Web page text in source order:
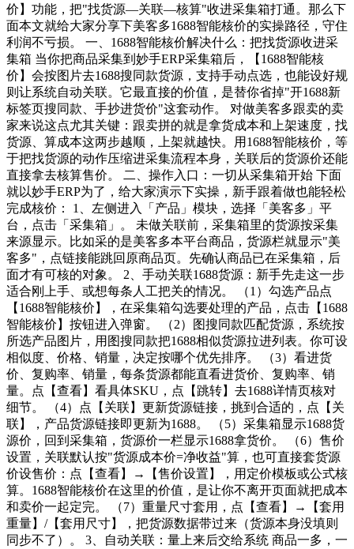
价】功能，把"找货源—关联—核算"收进采集箱打通。那么下
面本文就给大家分享下美客多1688智能核价的实操路径，守住
利润不亏损。 一、1688智能核价解决什么：把找货源收进采
集箱 当你把商品采集到妙手ERP采集箱后，【1688智能核
价】会按图片去1688搜同款货源，支持手动点选，也能设好规
则让系统自动关联。它最直接的价值，是替你省掉"开1688新
标签页搜同款、手抄进货价"这套动作。 对做美客多跟卖的卖
家来说这点尤其关键：跟卖拼的就是拿货成本和上架速度，找
货源、算成本这两步越顺，上架就越快。用1688智能核价，等
于把找货源的动作压缩进采集流程本身，关联后的货源价还能
直接拿去核算售价。 二、操作入口：一切从采集箱开始 下面
就以妙手ERP为了，给大家演示下实操，新手跟着做也能轻松
完成核价： 1、左侧进入「产品」模块，选择「美客多」平
台，点击「采集箱」。 未做关联前，采集箱里的货源按采集
来源显示。比如采的是美客多本平台商品，货源栏就显示"美
客多"，点链接能跳回原商品页。先确认商品已在采集箱，后
面才有可核的对象。 2、手动关联1688货源：新手先走这一步
适合刚上手、或想每条人工把关的情况。 （1）勾选产品点
【1688智能核价】，在采集箱勾选要处理的产品，点击【1688
智能核价】按钮进入弹窗。 （2）图搜同款匹配货源，系统按
所选产品图片，用图搜同款把1688相似货源拉进列表。你可设
相似度、价格、销量，决定按哪个优先排序。 （3）看进货
价、复购率、销量，每条货源都能直看进货价、复购率、销
量。点【查看】看具体SKU，点【跳转】去1688详情页核对
细节。 （4）点【关联】更新货源链接，挑到合适的，点【关
联】，产品货源链接即更新为1688。 （5）采集箱显示1688货
源价，回到采集箱，货源价一栏显示1688拿货价。 （6）售价
设置，关联默认按"货源成本价=净收益"算，也可直接套货源
价设售价：点【查看】→【售价设置】，用定价模板或公式核
算。1688智能核价在这里的价值，是让你不离开页面就把成本
和卖价一起定完。 （7）重量尺寸套用，点【查看】→【套用
重量】/【套用尺寸】，把货源数据带过来（货源本身没填则
同步不了）。 3、自动关联：量上来后交给系统 商品一多，一